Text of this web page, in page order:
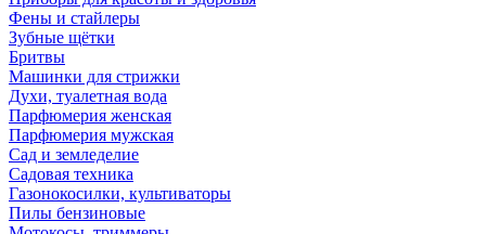
Фены и стайлеры
Зубные щётки
Бритвы
Машинки для стрижки
Духи, туалетная вода
Парфюмерия женская
Парфюмерия мужская
Сад и земледелие
Садовая техника
Газонокосилки, культиваторы
Пилы бензиновые